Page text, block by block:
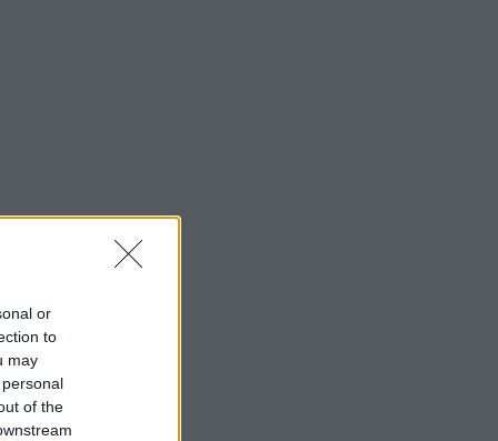
or
to
may
of the